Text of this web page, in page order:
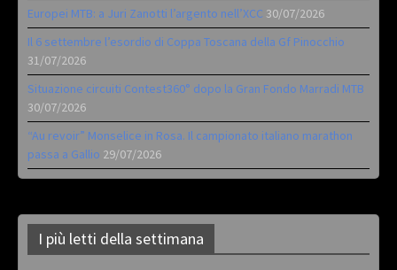
Europei MTB: a Juri Zanotti l’argento nell’XCC 30/07/2026
Il 6 settembre l’esordio di Coppa Toscana della Gf Pinocchio
31/07/2026
Situazione circuiti Contest360° dopo la Gran Fondo Marradi MTB
30/07/2026
“Au revoir” Monselice in Rosa. Il campionato italiano marathon
passa a Gallio 29/07/2026
I più letti della settimana